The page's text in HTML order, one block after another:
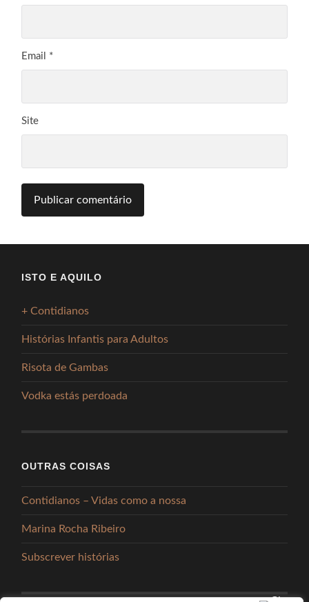
Email *
Site
ISTO E AQUILO
+ Contidianos
Histórias Infantis para Adultos
Risota de Gambas
Vodka estás perdoada
OUTRAS COISAS
Contidianos – Vidas como a nossa
Marina Rocha Ribeiro
Subscrever histórias